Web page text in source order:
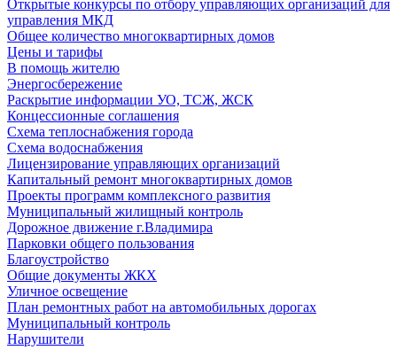
Открытые конкурсы по отбору управляющих организаций для
управления МКД
Общее количество многоквартирных домов
Цены и тарифы
В помощь жителю
Энергосбережение
Раскрытие информации УО, ТСЖ, ЖСК
Концессионные соглашения
Схема теплоснабжения города
Схема водоснабжения
Лицензирование управляющих организаций
Капитальный ремонт многоквартирных домов
Проекты программ комплексного развития
Муниципальный жилищный контроль
Дорожное движение г.Владимира
Парковки общего пользования
Благоустройство
Общие документы ЖКХ
Уличное освещение
План ремонтных работ на автомобильных дорогах
Муниципальный контроль
Нарушители